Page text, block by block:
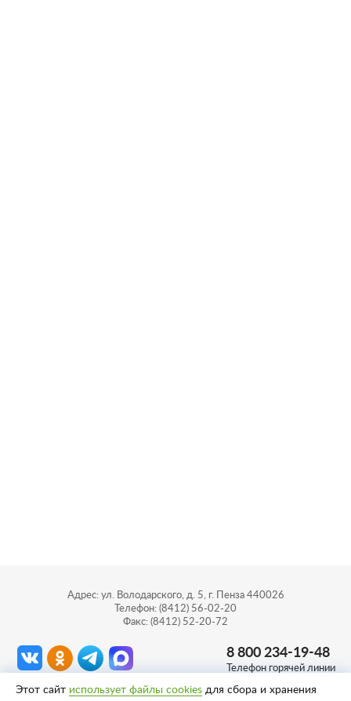
Адрес: ул. Володарского, д. 5, г. Пенза 440026
Телефон: (8412) 56-02-20
Факс: (8412) 52-20-72
8 800 234-19-48
Телефон горячей линии
Сделано вПенза-Онлайн
Этот сайт использует файлы cookies для сбора и хранения